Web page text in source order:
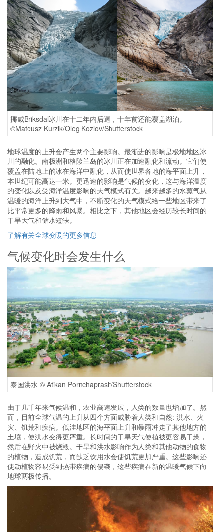
挪威Briksdal冰川在十二年内后退，十年前还能覆盖湖泊。
©Mateusz Kurzik/Oleg Kozlov/Shutterstock
地球温度的上升会产生两个主要影响。最渐进的影响是极地地区冰
川的融化。南极洲和格陵兰岛的冰川正在加速融化和流动。它们使
覆盖在陆地上的冰在海洋中融化，从而使世界各地的海平面上升，
本世纪可能高达一米。更迅速的影响是气候的变化，这与海洋温度
的变化以及受海洋温度影响的天气模式有关。越来越多的水蒸气从
温暖的海洋上升到大气中，不断变化的天气模式给一些地区带来了
比平常更多的降雨和风暴。相比之下，其他地区会经历较长时间的
干旱天气和储水短缺。
了解有关全球变暖的更多信息
气候变化时会发生什么
泰国洪水 © Atikan Pornchaprasit/Shutterstock
由于几千年来气候温和，农业高速发展，人类的数量也增加了。然
而，目前全球气温的上升从四个方面威胁着人类和自然: 洪水、火
灾、饥荒和疾病。低洼地区的海平面上升和暴雨冲走了其他地方的
土壤，使洪水变得更严重。长时间的干旱天气使植被更容易干燥，
然后在野火中被烧毁。干旱和洪水影响作为人类和其他动物的食物
的植物，造成饥荒，而缺乏饮用水会使饥荒更加严重。这些影响还
使动植物容易受到热带疾病的侵袭，这些疾病在新的温暖气候下向
地球两极传播。